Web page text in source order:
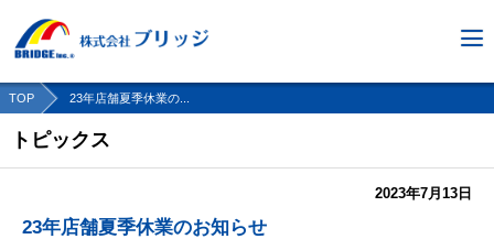
TOP 23年店舗夏季休業の...
トピックス
2023年7月13日
23年店舗夏季休業のお知らせ